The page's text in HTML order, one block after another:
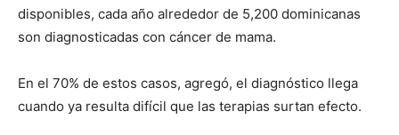
disponibles, cada año alrededor de 5,200 dominicanas
son diagnosticadas con cáncer de mama.
En el 70% de estos casos, agregó, el diagnóstico llega
cuando ya resulta difícil que las terapias surtan efecto.